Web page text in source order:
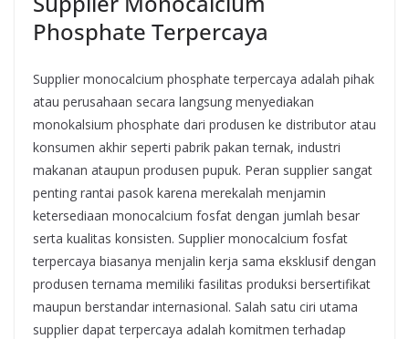
Phosphate Terpercaya
Supplier monocalcium phosphate terpercaya adalah pihak
atau perusahaan secara langsung menyediakan
monokalsium phosphate dari produsen ke distributor atau
konsumen akhir seperti pabrik pakan ternak, industri
makanan ataupun produsen pupuk. Peran supplier sangat
penting rantai pasok karena merekalah menjamin
ketersediaan monocalcium fosfat dengan jumlah besar
serta kualitas konsisten. Supplier monocalcium fosfat
terpercaya biasanya menjalin kerja sama eksklusif dengan
produsen ternama memiliki fasilitas produksi bersertifikat
maupun berstandar internasional. Salah satu ciri utama
supplier dapat terpercaya adalah komitmen terhadap